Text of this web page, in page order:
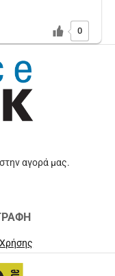
0
αγορά μας.